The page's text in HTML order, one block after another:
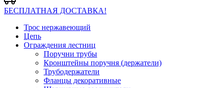
БЕСПЛАТНАЯ ДОСТАВКА!
Трос нержавеющий
Цепь
Ограждения лестниц
Поручни трубы
Кронштейны поручня (держатели)
Трубодержатели
Фланцы декоративные